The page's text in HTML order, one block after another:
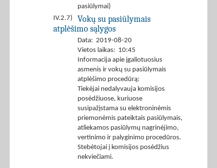
pasiūlymai)
IV.2.7)
Vokų su pasiūlymais
atplėšimo sąlygos
Data: 2019-08-20
Vietos laikas: 10:45
Informacija apie įgaliotuosius
asmenis ir vokų su pasiūlymais
atplėšimo procedūrą:
Tiekėjai nedalyvauja komisijos
posėdžiuose, kuriuose
susipažįstama su elektroninėmis
priemonėmis pateiktais pasiūlymais,
atliekamos pasiūlymų nagrinėjimo,
vertinimo ir palyginimo procedūros.
Stebėtojai į komisijos posėdžius
nekviečiami.